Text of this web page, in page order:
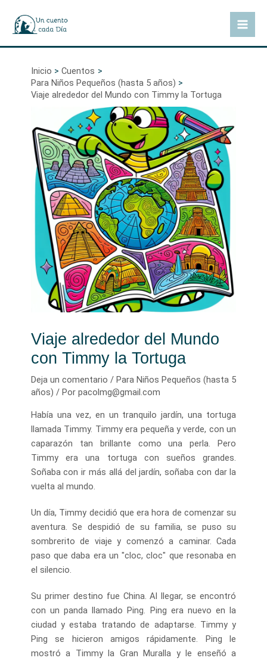
contenido
Inicio
Cuentos
Para Niños Pequeños (hasta 5 años)
Viaje alrededor del Mundo con Timmy la Tortuga
Viaje alrededor del Mundo
con Timmy la Tortuga
Deja un comentario / Para Niños Pequeños (hasta 5
años) / Por pacolmg@gmail.com
Había una vez, en un tranquilo jardín, una tortuga
llamada Timmy. Timmy era pequeña y verde, con un
caparazón tan brillante como una perla. Pero
Timmy era una tortuga con sueños grandes.
Soñaba con ir más allá del jardín, soñaba con dar la
vuelta al mundo.
Un día, Timmy decidió que era hora de comenzar su
aventura. Se despidió de su familia, se puso su
sombrerito de viaje y comenzó a caminar. Cada
paso que daba era un "cloc, cloc" que resonaba en
el silencio.
Su primer destino fue China. Al llegar, se encontró
con un panda llamado Ping. Ping era nuevo en la
ciudad y estaba tratando de adaptarse. Timmy y
Ping se hicieron amigos rápidamente. Ping le
mostró a Timmy la Gran Muralla y le enseñó a